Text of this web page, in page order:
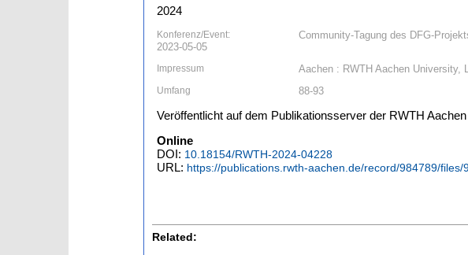
2024
Konferenz/Event:
Community-Tagung des DFG-
2023-05-05
Impressum Aachen : RWTH Aachen University,
Umfang 88-93
Veröffentlicht auf dem Publikationsserver der RWTH
Online
DOI: 10.18154/RWTH-2024-04228
URL: https://publications.rwth-aachen.de/record/984789/files/
Related: